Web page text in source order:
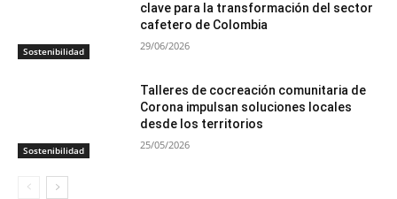
Sostenibilidad
clave para la transformación del sector
cafetero de Colombia
29/06/2026
Sostenibilidad
Talleres de cocreación comunitaria de
Corona impulsan soluciones locales
desde los territorios
25/05/2026